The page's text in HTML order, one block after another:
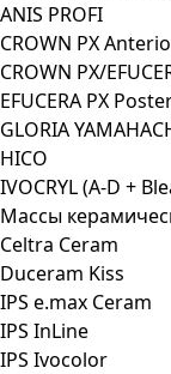
ANIS PROFI
CROWN PX
CROWN PX/
EFUCERA PX
GLORIA
HICO
IVOCRYL (A-D +
Массы
Celtra Ceram
Duceram Kiss
IPS e.max Ceram
IPS InLine
IPS Ivocolor